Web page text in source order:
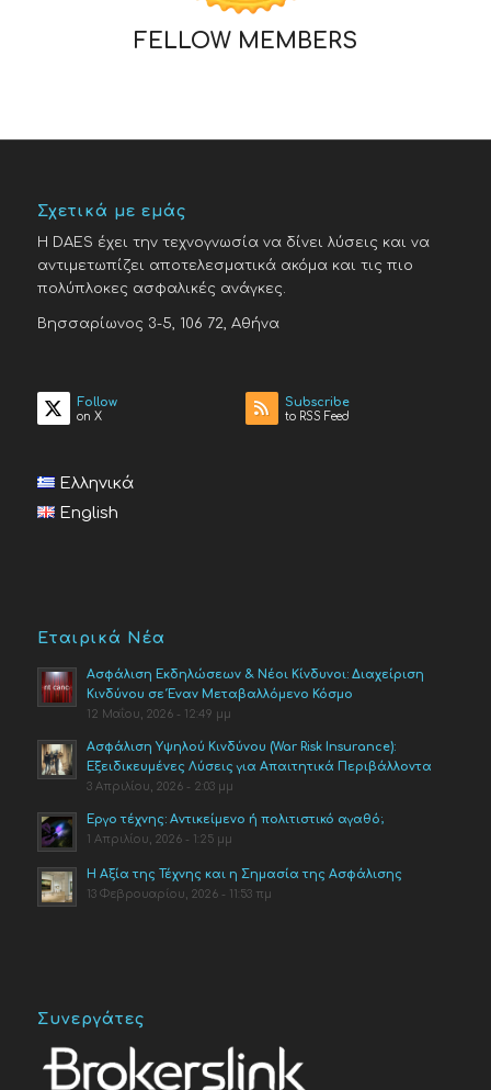
FELLOW MEMBERS
Σχετικά με εμάς
H DAES έχει την τεχνογνωσία να δίνει λύσεις και να
αντιμετωπίζει αποτελεσματικά ακόμα και τις πιο
πολύπλοκες ασφαλικές ανάγκες.
Βησσαρίωνος 3-5, 106 72, Αθήνα
Follow
on X
Subscribe
to RSS Feed
Ελληνικά
English
Εταιρικά Νέα
Ασφάλιση Εκδηλώσεων & Νέοι Κίνδυνοι: Διαχείριση
Κινδύνου σε Έναν Μεταβαλλόμενο Κόσμο
12 Μαΐου, 2026 - 12:49 μμ
Ασφάλιση Υψηλού Κινδύνου (War Risk Insurance):
Εξειδικευμένες Λύσεις για Απαιτητικά Περιβάλλοντα
3 Απριλίου, 2026 - 2:03 μμ
Έργο τέχνης: Αντικείμενο ή πολιτιστικό αγαθό;
1 Απριλίου, 2026 - 1:25 μμ
Η Αξία της Τέχνης και η Σημασία της Ασφάλισης
13 Φεβρουαρίου, 2026 - 11:53 πμ
Συνεργάτες